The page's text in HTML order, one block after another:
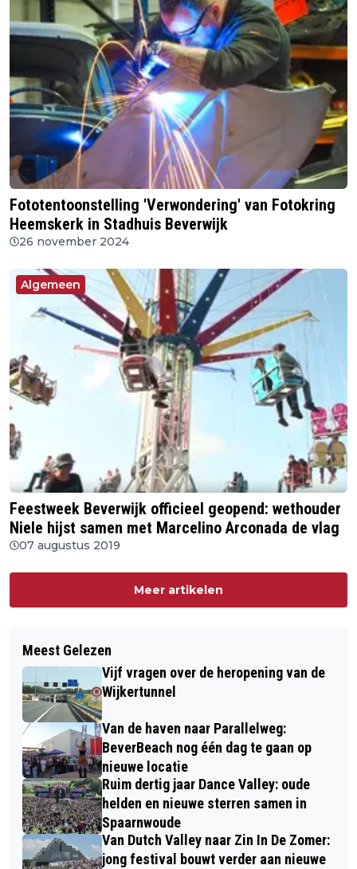
Fototentoonstelling 'Verwondering' van Fotokring
Heemskerk in Stadhuis Beverwijk
26 november 2024
Algemeen
Feestweek Beverwijk officieel geopend: wethouder
Niele hijst samen met Marcelino Arconada de vlag
07 augustus 2019
Meer artikelen
Meest Gelezen
Vijf vragen over de heropening van de
Wijkertunnel
Van de haven naar Parallelweg:
BeverBeach nog één dag te gaan op
nieuwe locatie
Ruim dertig jaar Dance Valley: oude
helden en nieuwe sterren samen in
Spaarnwoude
Van Dutch Valley naar Zin In De Zomer:
jong festival bouwt verder aan nieuwe